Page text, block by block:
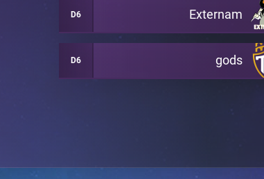
D6 Externam
D6 gods